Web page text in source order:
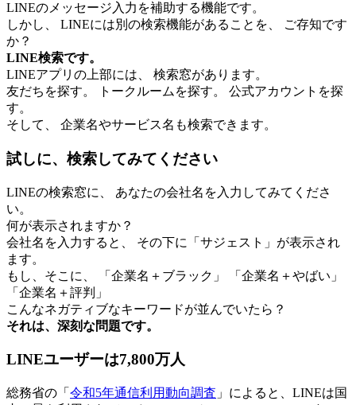
LINEのメッセージ入力を補助する機能です。
しかし、 LINEには別の検索機能があることを、 ご存知です
か？
LINE検索です。
LINEアプリの上部には、 検索窓があります。
友だちを探す。 トークルームを探す。 公式アカウントを探
す。
そして、 企業名やサービス名も検索できます。
試しに、検索してみてください
LINEの検索窓に、 あなたの会社名を入力してみてくださ
い。
何が表示されますか？
会社名を入力すると、 その下に「サジェスト」が表示され
ます。
もし、そこに、 「企業名＋ブラック」 「企業名＋やばい」
「企業名＋評判」
こんなネガティブなキーワードが並んでいたら？
それは、深刻な問題です。
LINEユーザーは7,800万人
総務省の「 令和5年通信利用動向調査 」によると、LINEは国